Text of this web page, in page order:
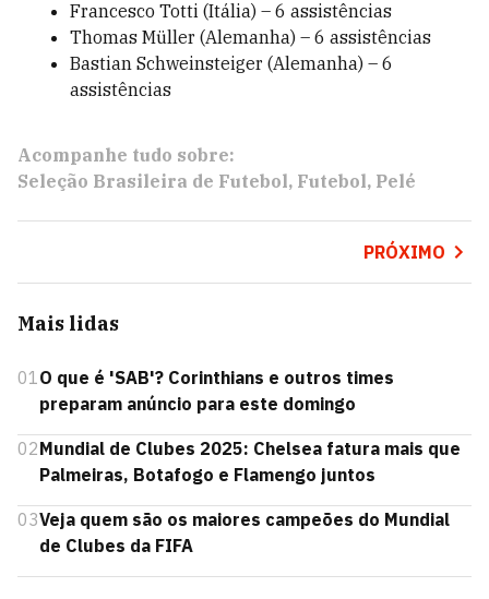
Francesco Totti (Itália) – 6 assistências
Thomas Müller (Alemanha) – 6 assistências
Bastian Schweinsteiger (Alemanha) – 6
assistências
Acompanhe tudo sobre:
Seleção Brasileira de Futebol Futebol Pelé
PRÓXIMO
Mais lidas
01O que é 'SAB'? Corinthians e outros times
preparam anúncio para este domingo
02Mundial de Clubes 2025: Chelsea fatura mais que
Palmeiras, Botafogo e Flamengo juntos
03Veja quem são os maiores campeões do Mundial
de Clubes da FIFA